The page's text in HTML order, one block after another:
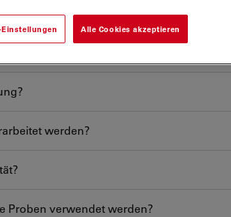
werden?
Proben verwendet werden?
Alle Cookies akzeptieren